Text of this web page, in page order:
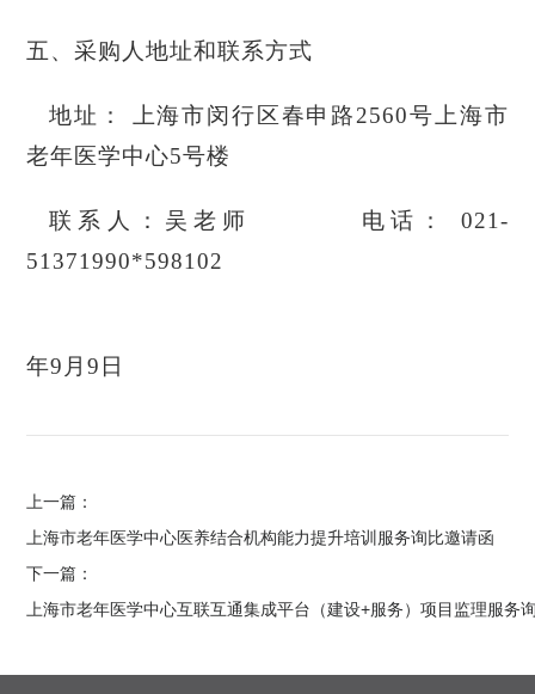
五、采购人地址和联系方式
地址： 上海市闵行区春申路2560号上海市
老年医学中心5号楼
联系人：吴老师 电话：
021-
51371990*598102
年9月9日
上一篇：
上海市老年医学中心医养结合机构能力提升培训服务询比邀请函
下一篇：
上海市老年医学中心互联互通集成平台（建设+服务）项目监理服务